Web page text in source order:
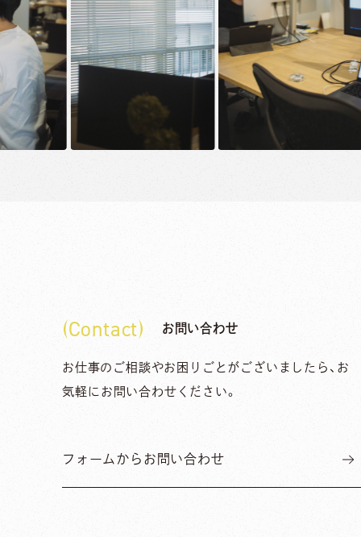
お問い合わせ
Contact
お仕事のご相談やお困りごとがございましたら、 お
気軽にお問い合わせください。
フォームからお問い合わせ